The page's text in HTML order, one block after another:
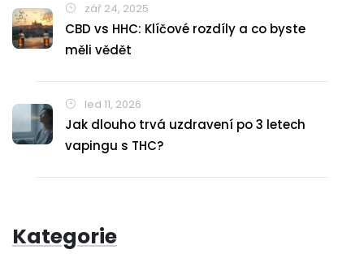
zář 24, 2025
CBD vs HHC: Klíčové rozdíly a co byste
měli vědět
led 11, 2026
Jak dlouho trvá uzdravení po 3 letech
vapingu s THC?
Kategorie